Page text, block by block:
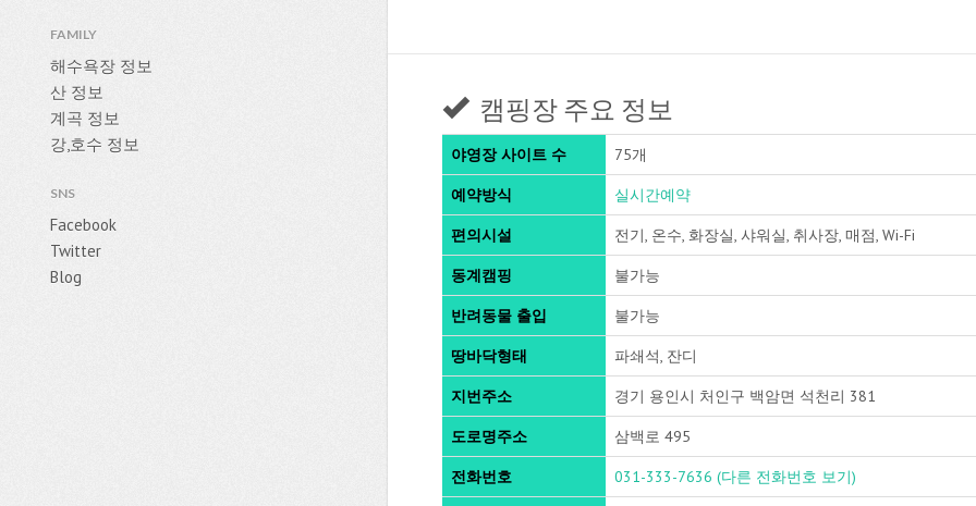
FAMILY
해수욕장 정보
산 정보
계곡 정보
강,호수 정보
SNS
Facebook
Twitter
Blog
캠핑장 주요 정보
야영장 사이트 수 75개
예약방식 실시간예약
편의시설 전기, 온수, 화장실, 샤워실, 취사장, 매점, Wi-Fi
동계캠핑 불가능
반려동물 출입 불가능
땅바닥형태 파쇄석, 잔디
지번주소 경기 용인시 처인구 백암면 석천리 381
도로명주소 삼백로 495
전화번호 031-333-7636 (다른 전화번호 보기)